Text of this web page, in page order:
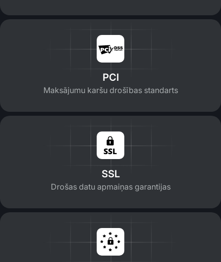
PCI
Maksājumu karšu drošības standarts
SSL
Drošas datu apmaiņas garantijas